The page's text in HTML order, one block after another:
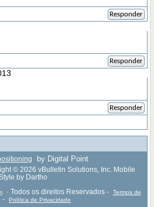
Responder
Responder
Responder
by Digital Point
© 2026 vBulletin Solutions, Inc. Mobile
by Dartho
· Todos os direitos Reservados -
Termos de
- Política de Privacidade